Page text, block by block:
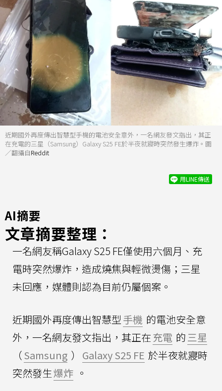
近期國外再度傳出智慧型手機的電池安全意外，一名網友發文指出，其正
在充電的三星（Samsung）Galaxy S25 FE於半夜就寢時突然發生爆炸。圖
／翻攝自Reddit
用LINE傳送
AI摘要
文章摘要整理：
一名網友稱Galaxy S25 FE僅使用六個月、充
電時突然爆炸，造成燒焦與輕微燙傷；三星
未回應，媒體則認為目前仍屬個案。
近期國外再度傳出智慧型 手機 的電池安全意
外，一名網友發文指出，其正在充電 的三星
（Samsung ） Galaxy S25 FE 於半夜就寢時
突然發生爆炸 。